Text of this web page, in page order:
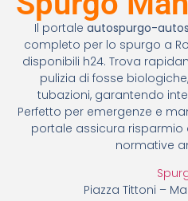
Il portale autospurgo-
completo per lo spurgo a
disponibili h24. Trova
pulizia di fosse
tubazioni, garantendo
Perfetto per emergenze e
portale assicura
normative
Piazza Tittoni –